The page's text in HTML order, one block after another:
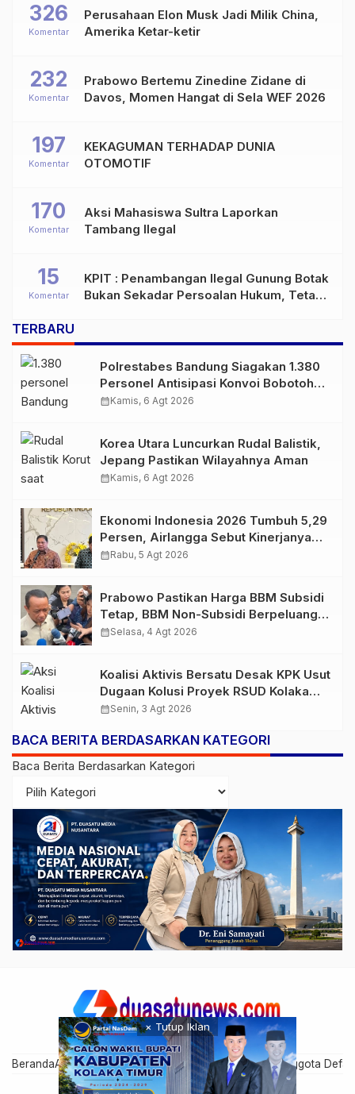
Perusahaan Elon Musk Jadi Milik China,
Amerika Ketar-ketir
326
Komentar
Prabowo Bertemu Zinedine Zidane di
Davos, Momen Hangat di Sela WEF 2026
232
Komentar
KEKAGUMAN TERHADAP DUNIA
OTOMOTIF
197
Komentar
Aksi Mahasiswa Sultra Laporkan
Tambang Ilegal
170
Komentar
KPIT : Penambangan Ilegal Gunung Botak
Bukan Sekadar Persoalan Hukum, Tetapi
15
Komentar
TERBARU
Polrestabes Bandung Siagakan 1.380
Personel Antisipasi Konvoi Bobotoh
Usai Final Piala Presiden
calendar_monthKamis, 6 Agt 2026
Korea Utara Luncurkan Rudal Balistik,
Jepang Pastikan Wilayahnya Aman
calendar_monthKamis, 6 Agt 2026
Ekonomi Indonesia 2026 Tumbuh 5,29
Persen, Airlangga Sebut Kinerjanya
Lampaui Rata-Rata Global
calendar_monthRabu, 5 Agt 2026
Prabowo Pastikan Harga BBM Subsidi
Tetap, BBM Non-Subsidi Berpeluang
Turun
calendar_monthSelasa, 4 Agt 2026
Koalisi Aktivis Bersatu Desak KPK Usut
Dugaan Kolusi Proyek RSUD Kolaka
Timur, Sejumlah Pejabat dan PT
Diperiksa
calendar_monthSenin, 3 Agt 2026
BACA BERITA BERDASARKAN KATEGORI
Baca Berita Berdasarkan Kategori
BerandaArtikel AnggotaCari AnggotaDisclaimerGrup Anggota
× Tutup Iklan